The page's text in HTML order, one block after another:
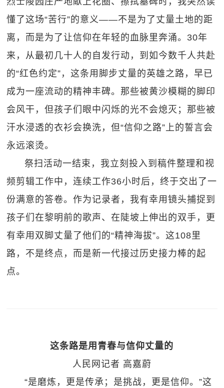
懂了这场“苦行”的意义——不是为了丈量土地的距
离，而是为了让信仰在年轻的血脉里奔涌。30年
来，从最初几十人的自发行动，到如今数千人共赴
的“红色约定”，这条用脚步丈量的英雄之路，早已
成为一座流动的精神丰碑。那些被黄沙模糊的脚印
会风干，但孩子们眼中闪烁的光不会熄灭；那些被
汗水浸透的衣衫会换洗，但“信仰之路”上的誓言会
永远滚烫。
祭扫活动一结束，我立刻投入到稿件整理和视
频剪辑工作中，连续工作36小时后，终于交出了一
份满意的答卷。作为记录者，我有幸用镜头捕捉到
孩子们在黎明前的歌声、在陡坡上伸出的双手，更
有幸用双脚丈量了他们的“精神海拔”。这108里
路，不是终点，而是新一代接过历史接力棒的起
点。
这条路是用青春与信仰丈量的
人民网记者 高嘉蔚
“是磨炼，更是传承；是挑战，更是信仰。”这